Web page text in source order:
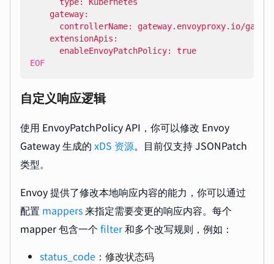
      enableEnvoyPatchPolicy: true
EOF
自定义响应逻辑
使用 EnvoyPatchPolicy API，你可以修改 Envoy
Gateway 生成的 xDS 资源。目前仅支持 JSONPatch
类型。
Envoy 提供了修改本地响应内容的能力，你可以通过
配置 mappers来指定需要变更的响应内容。每个
mapper 包含一个 filter和多个改写规则，例如：
status_code ：修改状态码